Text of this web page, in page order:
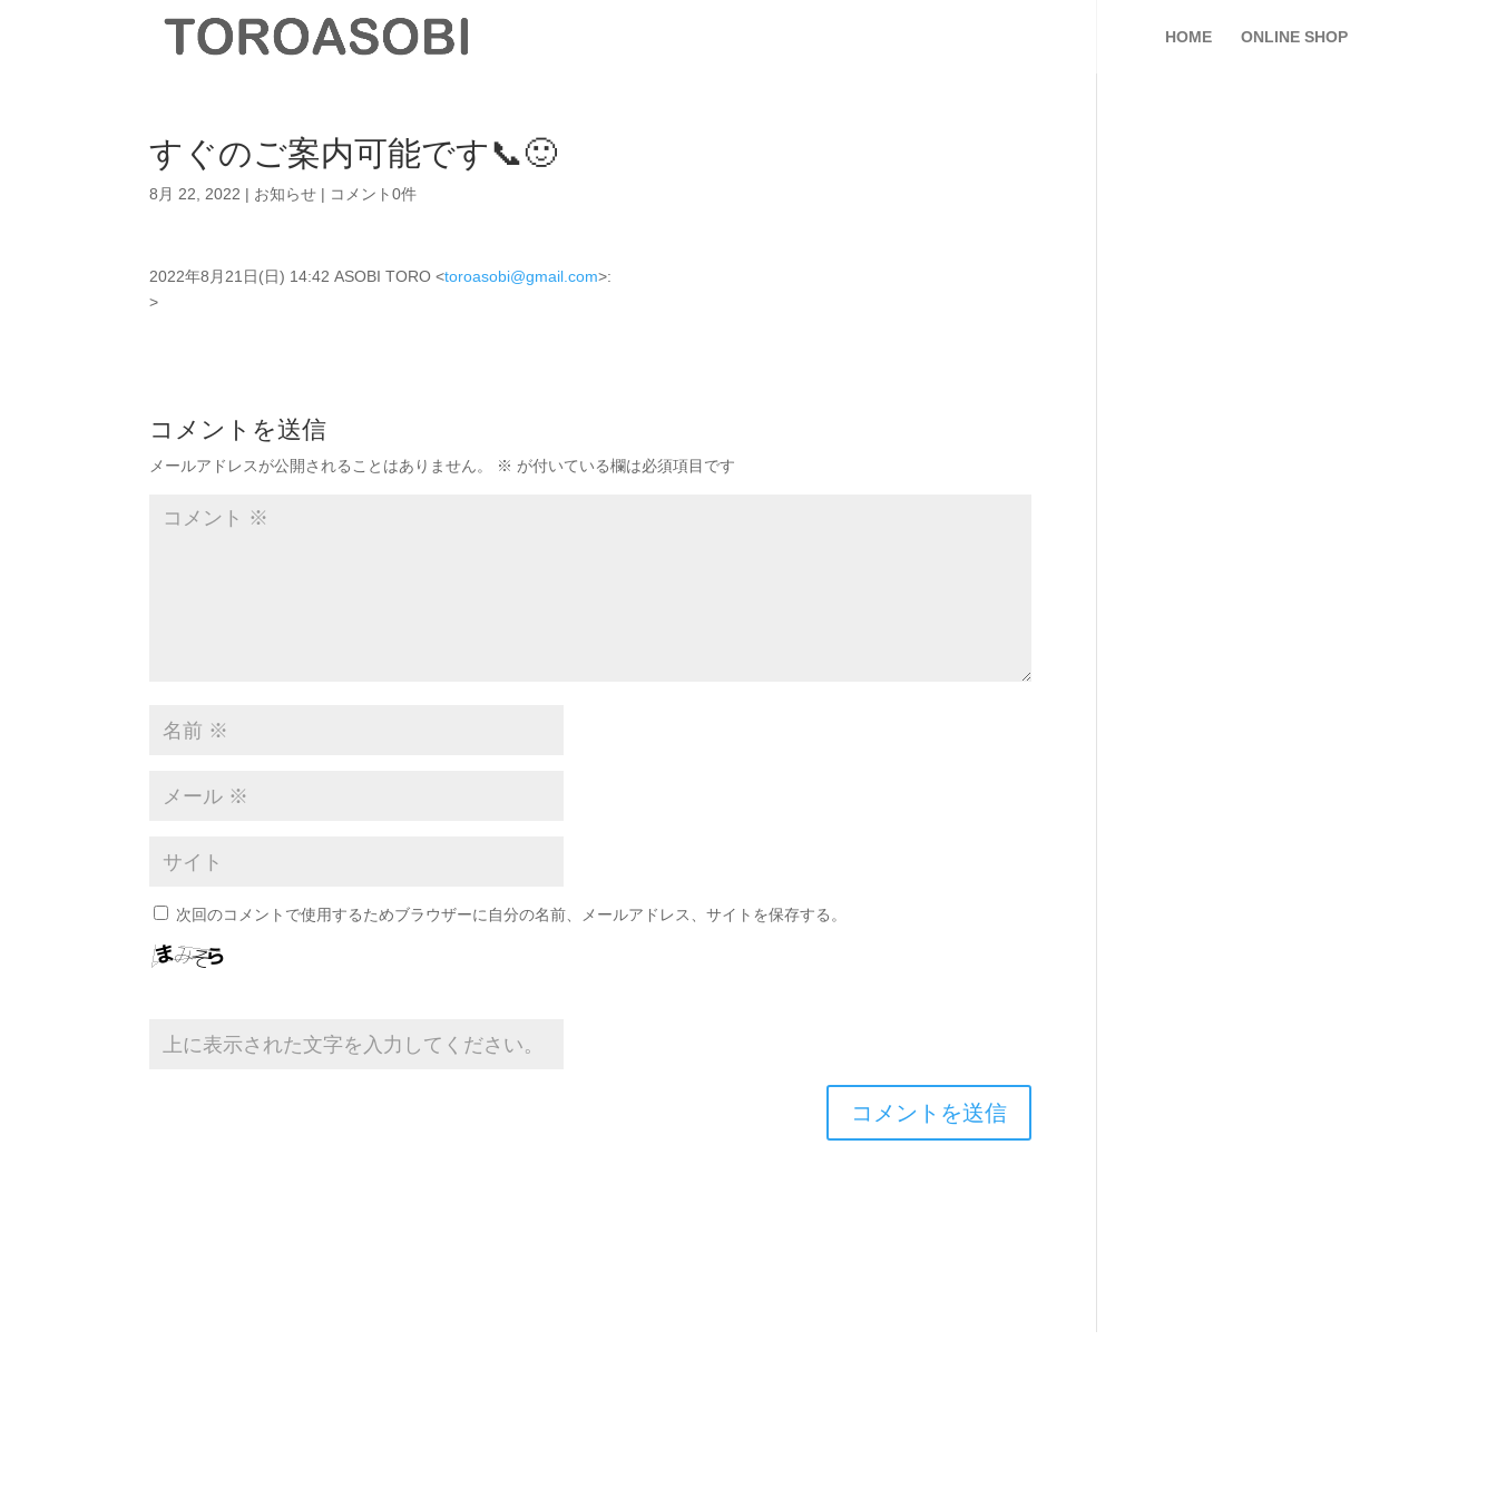
HOME ONLINE SHOP
すぐのご案内可能です📞🙂
8月 22, 2022 | お知らせ | コメント0件
2022年8月21日(日) 14:42 ASOBI TORO <toroasobi@gmail.com>:
>
コメントを送信
メールアドレスが公開されることはありません。 ※ が付いている欄は必須項目です
次回のコメントで使用するためブラウザーに自分の名前、メールアドレス、サイトを保存する。